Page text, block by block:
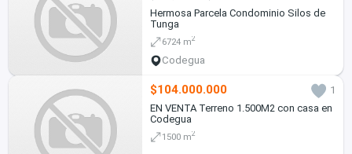
Hermosa Parcela Condominio Silos de
Tunga
6724 m2
Codegua
$104.000.000
1
EN VENTA Terreno 1.500M2 con casa en
Codegua
1500 m2